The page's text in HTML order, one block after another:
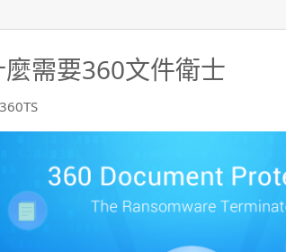
需要360文件衛士
360TS